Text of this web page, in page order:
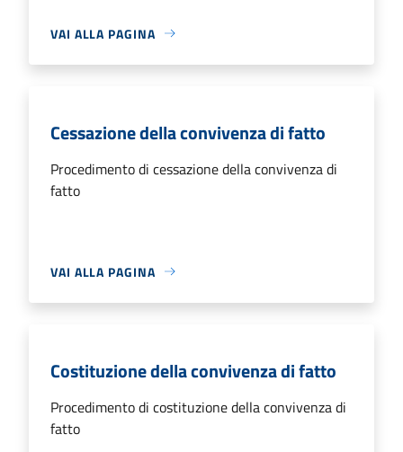
VAI ALLA PAGINA
Cessazione della convivenza di fatto
Procedimento di cessazione della convivenza di
fatto
VAI ALLA PAGINA
Costituzione della convivenza di fatto
Procedimento di costituzione della convivenza di
fatto